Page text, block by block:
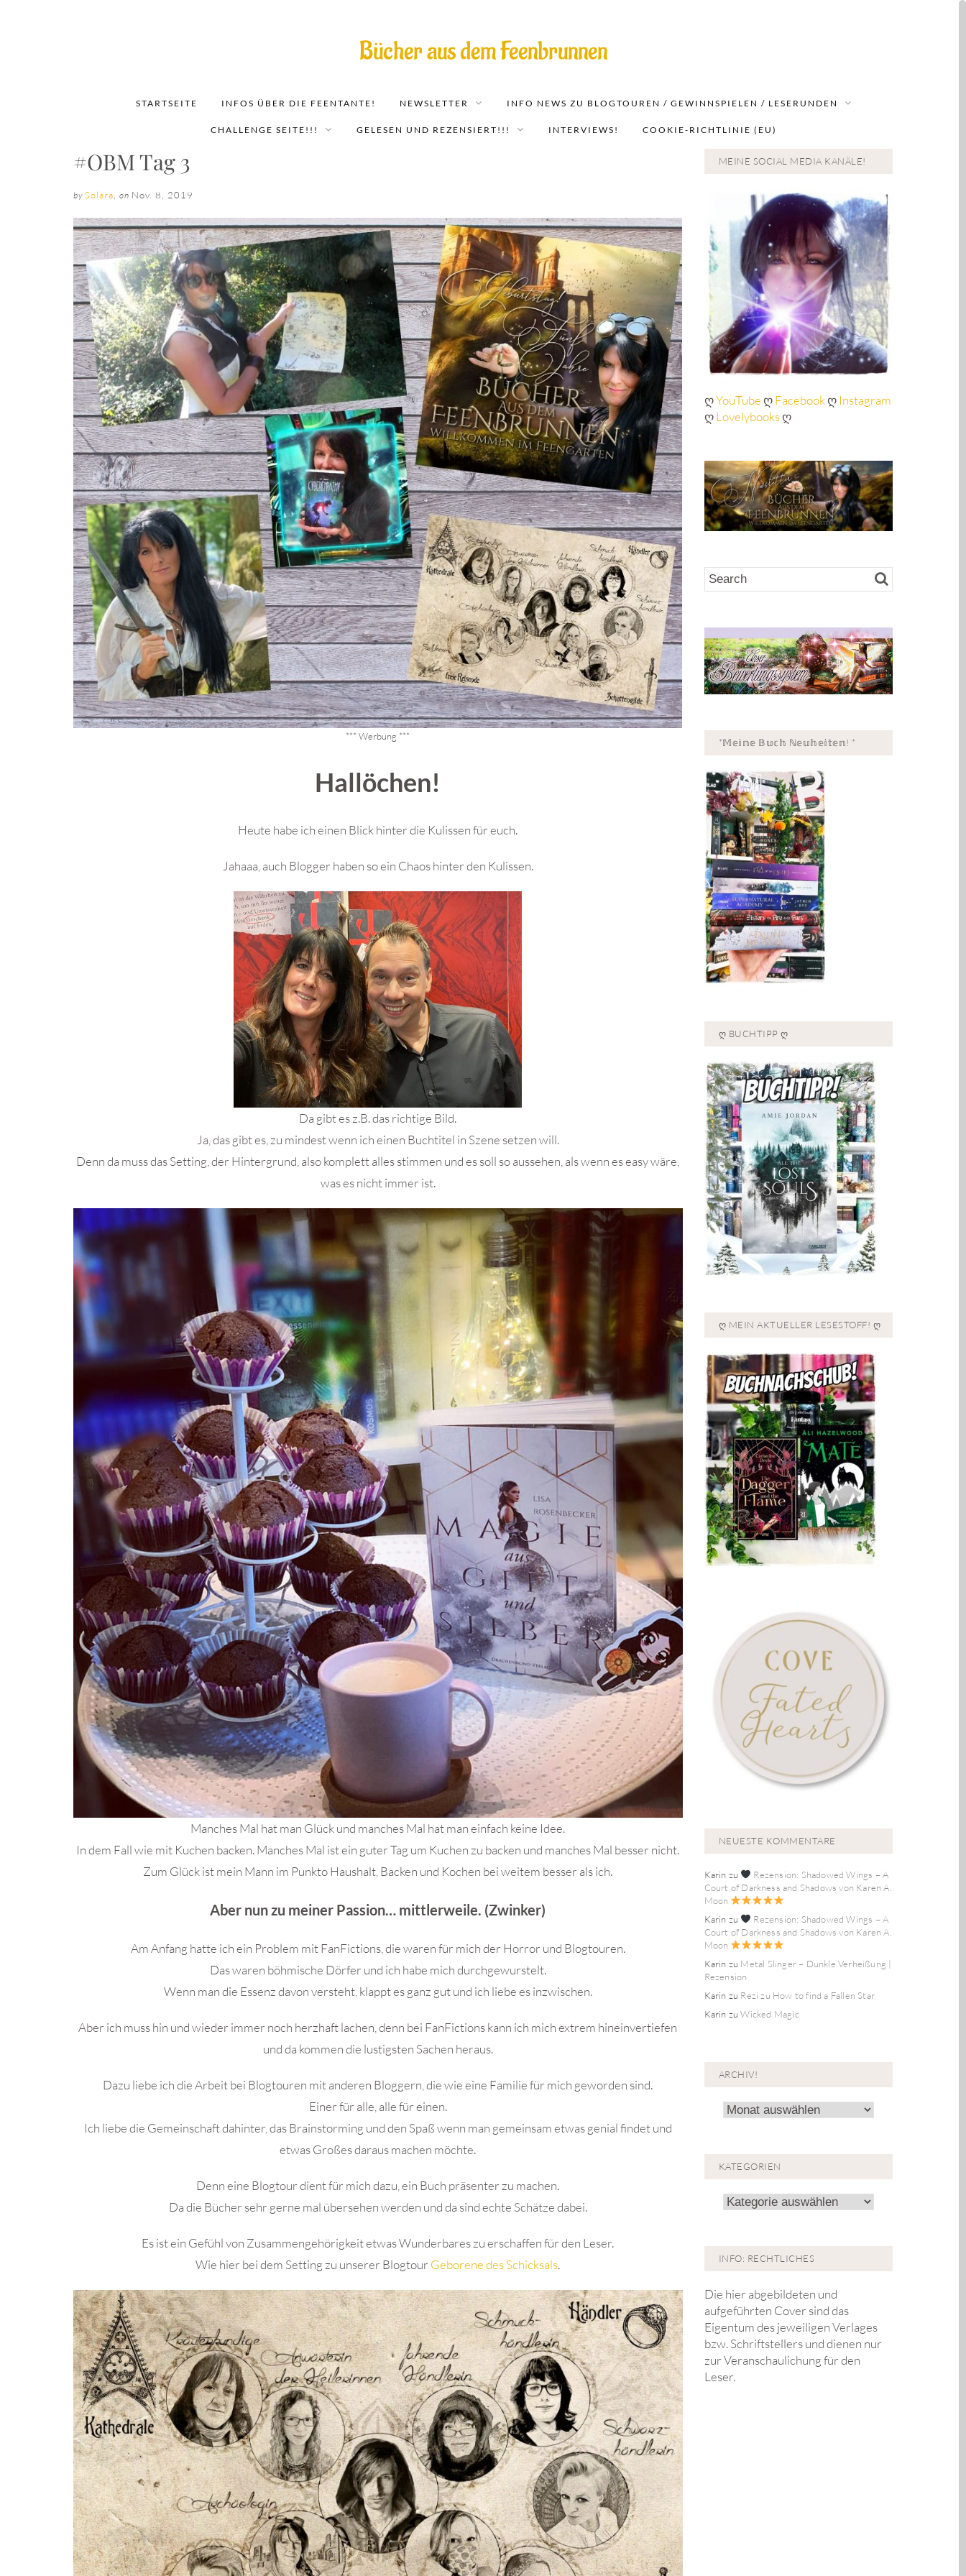
Bücher aus dem Feenbrunnen
STARTSEITE INFOS ÜBER DIE FEENTANTE! NEWSLETTER INFO NEWS ZU BLOGTOUREN / GEWINNSPIELEN / LESERUNDEN
CHALLENGE SEITE!!! GELESEN UND REZENSIERT!!! INTERVIEWS! COOKIE-RICHTLINIE (EU)
#OBM Tag 3
by Solara on Nov. 8, 2019
*** Werbung ***
Hallöchen!
Heute habe ich einen Blick hinter die Kulissen für euch.
Jahaaa, auch Blogger haben so ein Chaos hinter den Kulissen.
Da gibt es z.B. das richtige Bild.
Ja, das gibt es, zu mindest wenn ich einen Buchtitel in Szene setzen will.
Denn da muss das Setting, der Hintergrund, also komplett alles stimmen und es soll so aussehen, als wenn es easy wäre,
was es nicht immer ist.
Manches Mal hat man Glück und manches Mal hat man einfach keine Idee.
In dem Fall wie mit Kuchen backen. Manches Mal ist ein guter Tag um Kuchen zu backen und manches Mal besser nicht.
Zum Glück ist mein Mann im Punkto Haushalt, Backen und Kochen bei weitem besser als ich.
Aber nun zu meiner Passion… mittlerweile. (Zwinker)
Am Anfang hatte ich ein Problem mit FanFictions, die waren für mich der Horror und Blogtouren.
Das waren böhmische Dörfer und ich habe mich durchgewurstelt.
Wenn man die Essenz davon versteht, klappt es ganz gut und ich liebe es inzwischen.
Aber ich muss hin und wieder immer noch herzhaft lachen, denn bei FanFictions kann ich mich extrem hineinvertiefen
und da kommen die lustigsten Sachen heraus.
Dazu liebe ich die Arbeit bei Blogtouren mit anderen Bloggern, die wie eine Familie für mich geworden sind.
Einer für alle, alle für einen.
Ich liebe die Gemeinschaft dahinter, das Brainstorming und den Spaß wenn man gemeinsam etwas genial findet und
etwas Großes daraus machen möchte.
Denn eine Blogtour dient für mich dazu, ein Buch präsenter zu machen.
Da die Bücher sehr gerne mal übersehen werden und da sind echte Schätze dabei.
Es ist ein Gefühl von Zusammengehörigkeit etwas Wunderbares zu erschaffen für den Leser.
Wie hier bei dem Setting zu unserer Blogtour Geborene des Schicksals.
MEINE SOCIAL MEDIA KANÄLE!
ღYouTubeღFacebookღ Instagram
ღLovelybooksღ
*𝕄𝕖𝕚𝕟𝕖 𝔹𝕦𝕔𝕙 ℕ𝕖𝕦𝕙𝕖𝕚𝕥𝕖𝕟! *
Ღ BUCHTIPP Ღ
Ღ MEIN AKTUELLER LESESTOFF! Ღ
NEUESTE KOMMENTARE
Karin zu
Rezension: Shadowed Wings – A
Court of Darkness and Shadows von Karen A.
Moon
Karin zu
Rezension: Shadowed Wings – A
Court of Darkness and Shadows von Karen A.
Moon
Karin zu Metal Slinger – Dunkle Verheißung |
Rezension
Karin zu Rezi zu How to find a Fallen Star
Karin zuWicked Magic
ARCHIV!
Archiv!
KATEGORIEN
Kategorien
INFO: RECHTLICHES
Die hier abgebildeten und
aufgeführten Cover sind das
Eigentum des jeweiligen Verlages
bzw. Schriftstellers und dienen nur
zur Veranschaulichung für den
Leser.